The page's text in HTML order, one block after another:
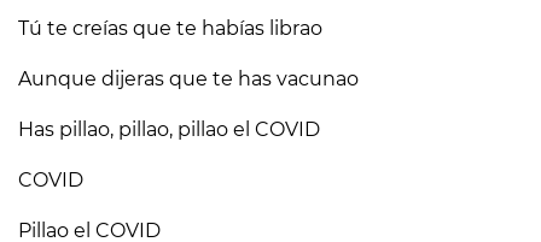
Tú te creías que te habías librao
Aunque dijeras que te has vacunao
Has pillao, pillao, pillao el COVID
COVID
Pillao el COVID